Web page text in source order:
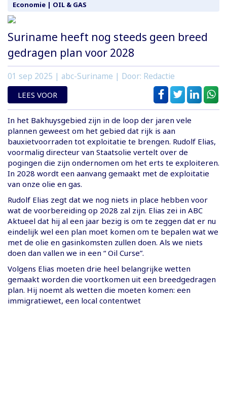
Economie | OIL & GAS
Suriname heeft nog steeds geen breed
gedragen plan voor 2028
01 sep 2025 | abc-Suriname | Door: Redactie
LEES VOOR
In het Bakhuysgebied zijn in de loop der jaren vele
plannen geweest om het gebied dat rijk is aan
bauxietvoorraden tot exploitatie te brengen. Rudolf Elias,
voormalig directeur van Staatsolie vertelt over de
pogingen die zijn ondernomen om het erts te exploiteren.
In 2028 wordt een aanvang gemaakt met de exploitatie
van onze olie en gas.
Rudolf Elias zegt dat we nog niets in place hebben voor
wat de voorbereiding op 2028 zal zijn. Elias zei in ABC
Aktueel dat hij al een jaar bezig is om te zeggen dat er nu
eindelijk wel een plan moet komen om te bepalen wat we
met de olie en gasinkomsten zullen doen. Als we niets
doen dan vallen we in een “ Oil Curse”.
Volgens Elias moeten drie heel belangrijke wetten
gemaakt worden die voortkomen uit een breedgedragen
plan. Hij noemt als wetten die moeten komen: een
immigratiewet, een local contentwet